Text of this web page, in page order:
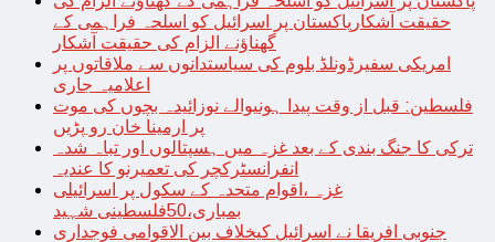
حقیقت آشکارپاکستان پر اسرائیل کو اسلحہ فراہمی کے
گھناؤنے الزام کی حقیقت آشکار
امریکی سفیرڈونلڈ بلوم کی سیاستدانوں سے ملاقاتوں پر
اعلامیہ جاری
فلسطین: قبل از وقت پیدا ہونیوالے نوزائیدہ بچوں کی موت
پر ارمینا خان رو پڑیں
ترکی کا جنگ بندی کے بعد غزہ میں ہسپتالوں اور تباہ شدہ
انفرانسٹرکچر کی تعمیرنو کا عندیہ
غزہ ،اقوام متحدہ کے سکول پر اسرائیلی
بمباری،50فلسطینی شہید
جنوبی افریقا نے اسرائیل کیخلاف بین الاقوامی فوجداری